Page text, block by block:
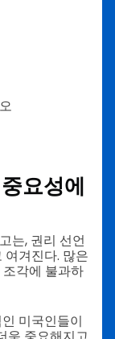
요성에
는, 권리 선언
겨진다. 많은
각에 불과하
미국인들이